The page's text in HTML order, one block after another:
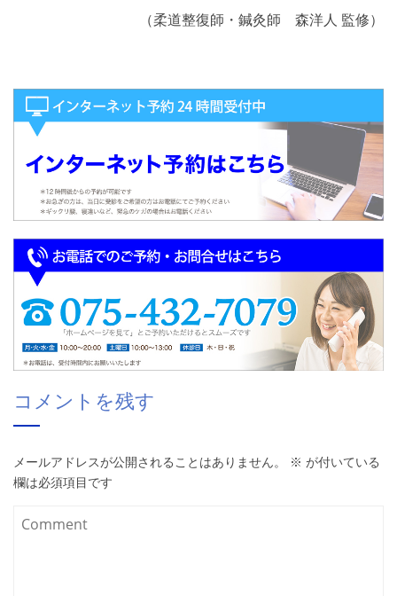
（柔道整復師・鍼灸師 森洋人 監修）
コメントを残す
メールアドレスが公開されることはありません。 ※ が付いている
欄は必須項目です